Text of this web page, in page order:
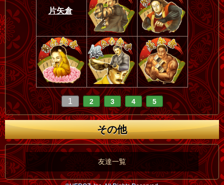
片矢倉
1 2 3 4 5
その他
友達一覧